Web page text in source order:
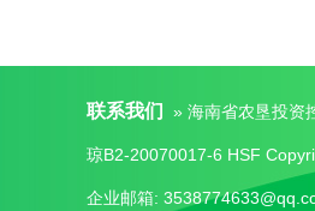
联系我们 » 海南省农垦投资
琼B2-20070017-6 HSF
企业邮箱: